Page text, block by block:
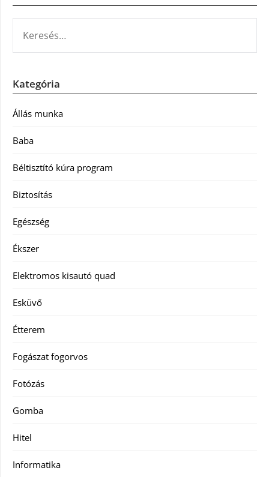
Kategória
Állás munka
Baba
Béltisztító kúra program
Biztosítás
Egészség
Ékszer
Elektromos kisautó quad
Esküvő
Étterem
Fogászat fogorvos
Fotózás
Gomba
Hitel
Informatika